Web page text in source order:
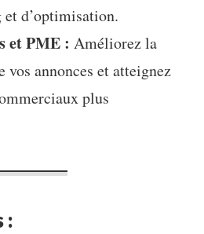
d’optimisation.
et PME : Améliorez la
vos annonces et atteignez
plus
: